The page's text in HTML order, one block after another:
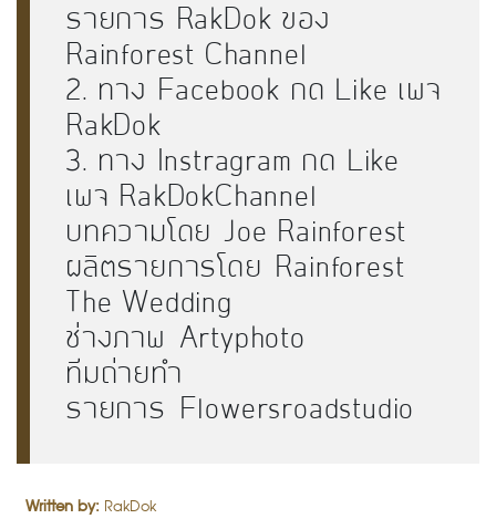
รายการ RakDok ของ
Rainforest Channel
2. ทาง Facebook กด Like เพจ
RakDok
3. ทาง Instragram กด Like
เพจ RakDokChannel
บทความโดยJoe Rainforest
ผลิตรายการโดย
Rainforest
The Wedding
ช่างภาพ Artyphoto
ทีมถ่ายทำ
รายการ
Flowersroadstudio
Written by: RakDok